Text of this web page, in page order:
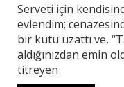
Serveti için
evlendim;
bir kutu uzattı ve,
aldığınızdan emin
titreyen